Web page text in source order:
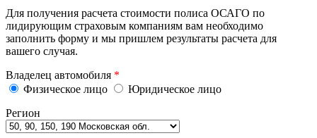
Для получения расчета стоимости полиса ОСАГО по
лидирующим страховым компаниям вам необходимо
заполнить форму и мы пришлем результаты расчета для
вашего случая.
Владелец автомобиля *
Физическое лицо
Юридическое лицо
Регион